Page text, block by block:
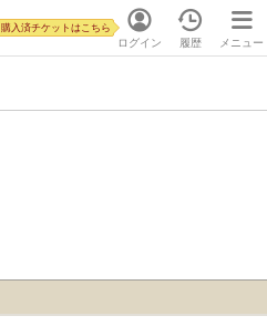
ログイン
購入済チケットはこちら
履歴 メニュー